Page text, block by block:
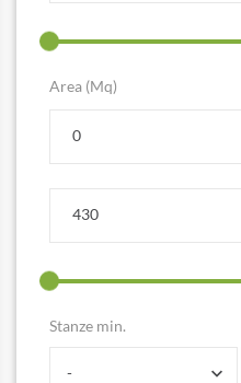
Area (Mq)
Stanze min.
-